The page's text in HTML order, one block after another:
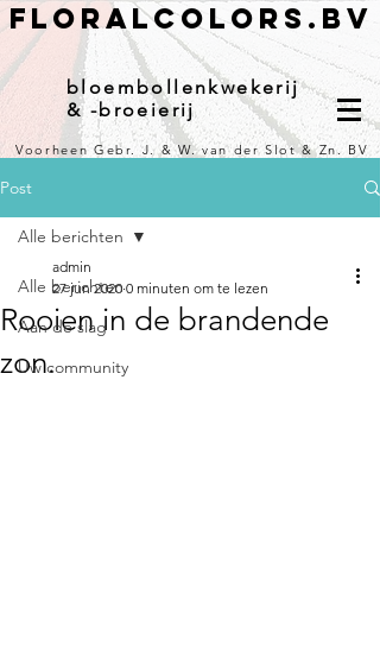
Floralcolors.bv
bloembollenkwekerij
& -broeierij
Voorheen Gebr. J. & W. van der Slot & Zn. BV
Post
Alle berichten
Aan de slag
Uw community
Alle berichten
Rooien in de brandende
zon.
admin
27 jun 2020 0 minuten om te lezen